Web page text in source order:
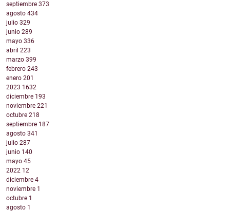
septiembre 373
agosto 434
julio 329
junio 289
mayo 336
abril 223
marzo 399
febrero 243
enero 201
2023 1632
diciembre 193
noviembre 221
octubre 218
septiembre 187
agosto 341
julio 287
junio 140
mayo 45
2022 12
diciembre 4
noviembre 1
octubre 1
agosto 1